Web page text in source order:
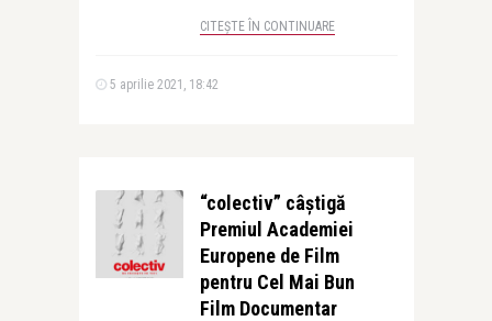
CITEȘTE ÎN CONTINUARE
5 aprilie 2021, 18:42
“colectiv” câștigă
Premiul Academiei
Europene de Film
pentru Cel Mai Bun
Film Documentar